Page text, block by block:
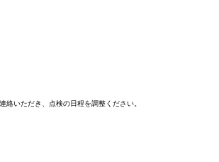
絡いただき、点検の日程を調整ください。